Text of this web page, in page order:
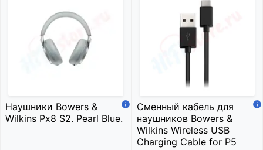
Наушники Bowers &
Wilkins Px8 S2. Pearl Blue.
Сменный кабель для
наушников Bowers &
Wilkins Wireless USB
Charging Cable for P5